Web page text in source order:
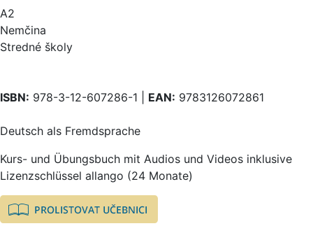
A2
Nemčina
Stredné školy
ISBN: 978-3-12-607286-1 | EAN: 9783126072861
Deutsch als Fremdsprache
Kurs- und Übungsbuch mit Audios und Videos inklusive
Lizenzschlüssel allango (24 Monate)